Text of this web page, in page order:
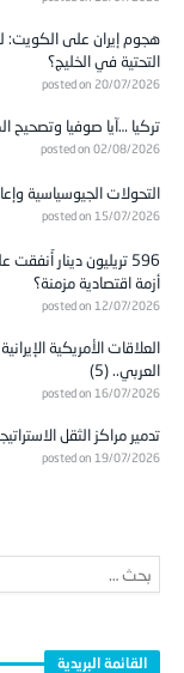
هجوم إيران على الكويت:
التحتية في الخليج؟
posted on 20/07/2026
تركيا …آيا صوفيا وتصحيح
posted on 02/08/2026
التحولات الجيوسياسية
posted on 15/07/2026
596 تريليون دينار
أزمة اقتصادية مزمنة؟
posted on 12/07/2026
العلاقات الأمريكية
العربي.. (5)
posted on 16/07/2026
تدمير مراكز الثقل
posted on 19/07/2026
القائمة البريدية